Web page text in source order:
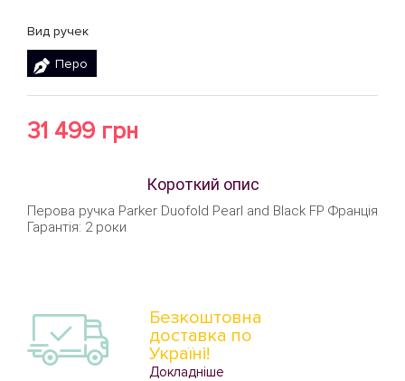
Вид ручек
Перо
31 499 грн
Короткий опис
Перова ручка Parker Duofold Pearl and Black FP Франція
Гарантія: 2 роки
Безкоштовна
доставка по
Україні!
Докладніше